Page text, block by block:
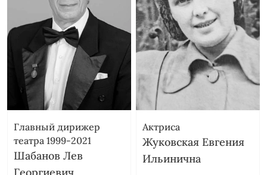
Главный дирижер
театра 1999-2021
Шабанов Лев
Актриса
Жуковская Евгения
Ильинична